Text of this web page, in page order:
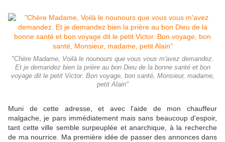
"Chère Madame, Voilà le nounours que vous vous m'avez demandez.
Et je demandez bien la prière au bon Dieu de la bonne santé et bon
voyage dit le petit Victor. Bon voyage, bon santé, Monsieur, madame,
petit Alain"
Muni de cette adresse, et avec l'aide de mon chauffeur
malgache, je pars immédiatement mais sans beaucoup d'espoir,
tant cette ville semble surpeuplée et anarchique, à la recherche
de ma nourrice. Ma première idée de passer des annonces dans